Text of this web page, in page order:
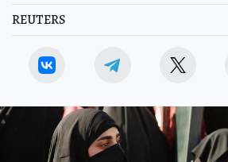
REUTERS